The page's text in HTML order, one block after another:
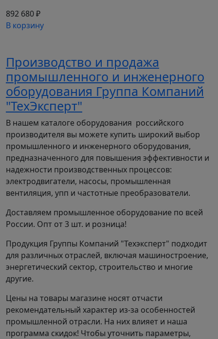
892 680 ₽
В корзину
Производство и продажа
промышленного и инженерного
оборудования Группа Компаний
"ТехЭксперт"
В нашем каталоге оборудования российского
производителя вы можете купить широкий выбор
промышленного и инженерного оборудования,
предназначенного для повышения эффективности и
надежности производственных процессов:
электродвигатели, насосы, промышленная
вентиляция, упп и частотные преобразователи.
Доставляем промышленное оборудование по всей
России. Опт от 3 шт. и розница!
Продукция Группы Компаний "Техэксперт" подходит
для различных отраслей, включая машиностроение,
энергетический сектор, строительство и многие
другие.
Цены на товары магазине носят отчасти
рекомендательный характер из-за особенностей
промышленной отрасли. На них влияет и наша
программа скидок! Чтобы уточнить параметры,